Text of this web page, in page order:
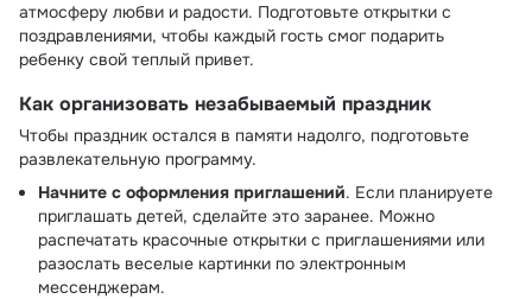
атмосферу любви и радости. Подготовьте открытки с
поздравлениями, чтобы каждый гость смог подарить
ребенку свой теплый привет.
Как организовать незабываемый праздник
Чтобы праздник остался в памяти надолго, подготовьте
развлекательную программу.
Начните с оформления приглашений. Если планируете
приглашать детей, сделайте это заранее. Можно
распечатать красочные открытки с приглашениями или
разослать веселые картинки по электронным
мессенджерам.